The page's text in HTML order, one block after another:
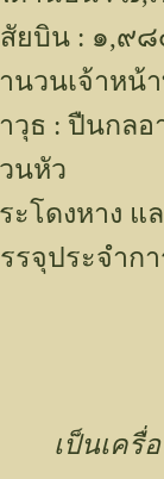
ยบิน : ๑,๙๘
นวนเจ้าหน้
วุธ : ปืนกล
นหัว
ะโดงหาง
รจุประจำก
เป็นเครื่